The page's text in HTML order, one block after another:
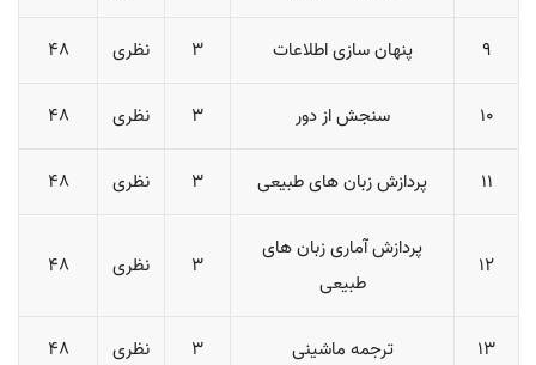
9 پنهان سازی اطلاعات 3 نظری 48
10 سنجش از دور 3 نظری 48
11 پردازش زبان های طبیعی 3 نظری 48
12
پردازش آماری زبان های
طبیعی
3 نظری 48
13 ترجمه ماشینی 3 نظری 48